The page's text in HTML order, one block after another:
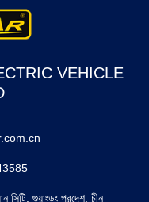
VEHICLE
সিটি, গুয়াংডং প্রদেশ, চীন